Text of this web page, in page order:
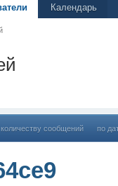
Календарь
сообщений по